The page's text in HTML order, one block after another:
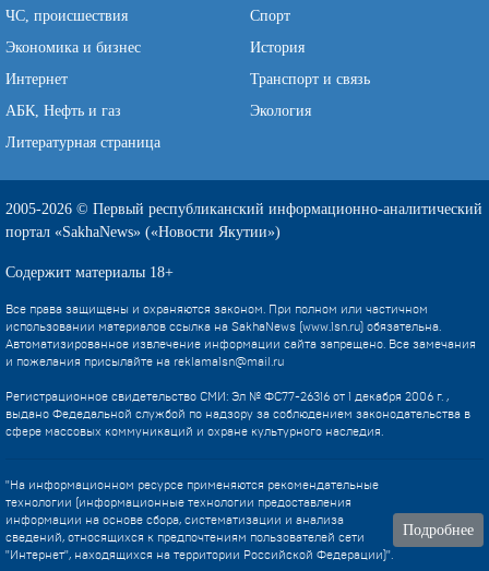
ЧС, происшествия
Спорт
Экономика и бизнес
История
Интернет
Транспорт и связь
АБК, Нефть и газ
Экология
Литературная страница
2005-2026 © Первый республиканский информационно-аналитический
портал «SakhaNews» («Новости Якутии»)
Содержит материалы 18+
Все права защищены и охраняются законом. При полном или частичном
использовании материалов ссылка на SakhaNews (www.1sn.ru) обязательна.
Автоматизированное извлечение информации сайта запрещено. Все замечания
и пожелания присылайте на reklama1sn@mail.ru
Регистрационное свидетельство СМИ: Эл № ФС77-26316 от 1 декабря 2006 г. ,
выдано Федедальной службой по надзору за соблюдением законодательства в
сфере массовых коммуникаций и охране культурного наследия.
"На информационном ресурсе применяются рекомендательные
технологии (информационные технологии предоставления
информации на основе сбора, систематизации и анализа
сведений, относящихся к предпочтениям пользователей сети
"Интернет", находящихся на территории Российской Федерации)".
Подробнее